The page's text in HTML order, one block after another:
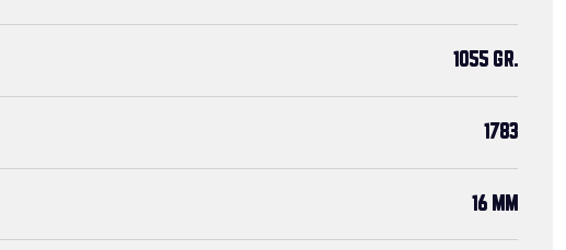
1055 GR.
1783
16 MM